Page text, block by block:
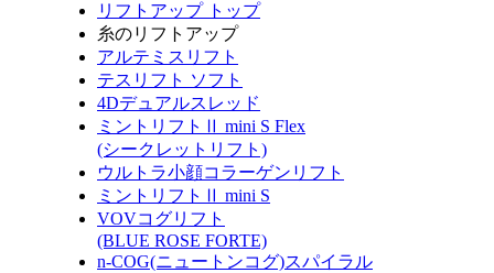
リフトアップ トップ
糸のリフトアップ
アルテミスリフト
テスリフト ソフト
4Dデュアルスレッド
ミントリフトⅡ mini S Flex
(シークレットリフト)
ウルトラ小顔コラーゲンリフト
ミントリフトⅡ mini S
VOVコグリフト
(BLUE ROSE FORTE)
n-COG(ニュートンコグ)スパイラル